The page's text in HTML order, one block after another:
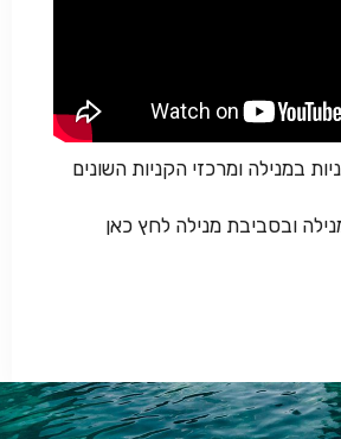
במנילה ומרכזי הקניות השונים
ובסביבת מנילה לחץ כאן